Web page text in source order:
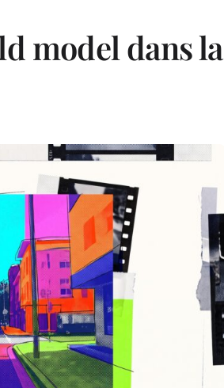
model dans la